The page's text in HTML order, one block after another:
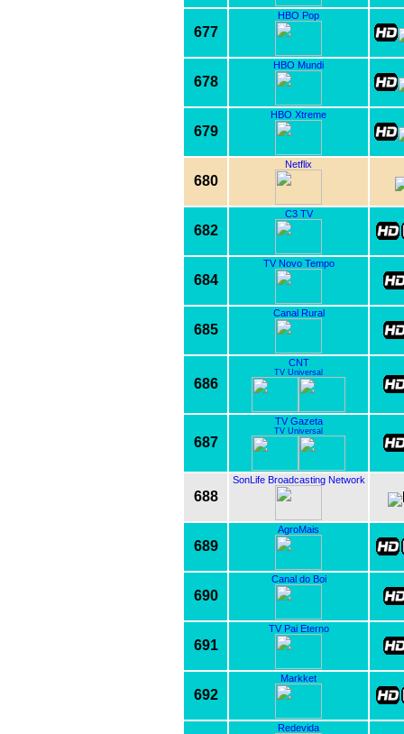
677
HBO Pop
678
HBO Mundi
679
HBO Xtreme
680
Netflix
682
C3 TV
684
TV Novo Tempo
685
Canal Rural
686
CNT
TV Universal
687
TV Gazeta
TV Universal
688
SonLife Broadcasting Network
689
AgroMais
690
Canal do Boi
691
TV Pai Eterno
692
Markket
Redevida